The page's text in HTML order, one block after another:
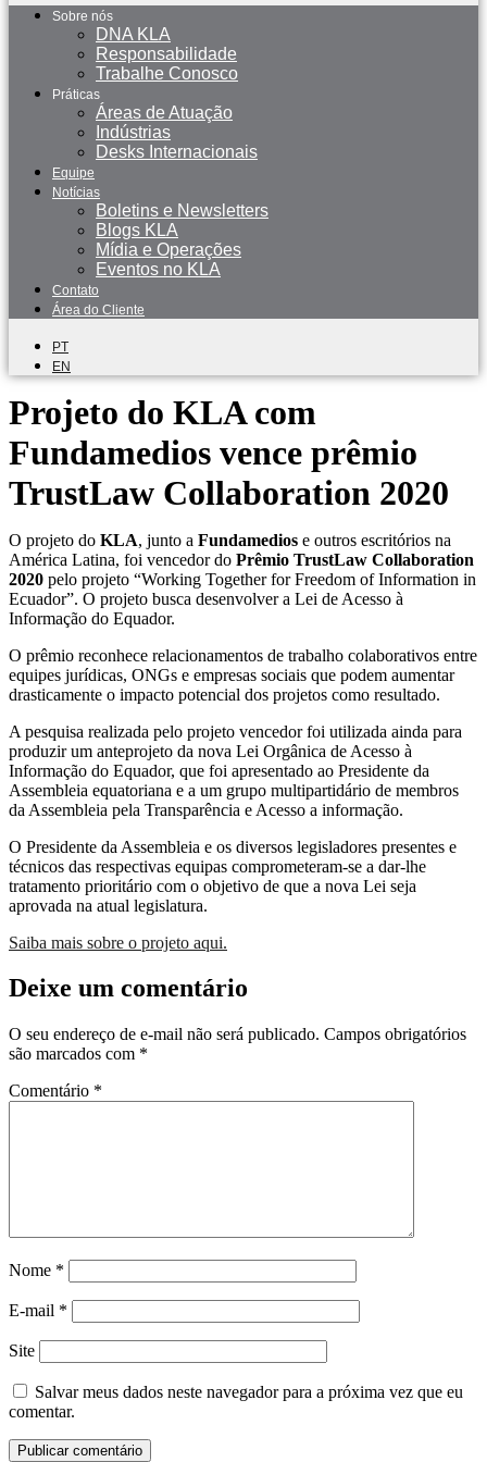
Sobre nós
DNA KLA
Responsabilidade
Trabalhe Conosco
Práticas
Áreas de Atuação
Indústrias
Desks Internacionais
Equipe
Notícias
Boletins e Newsletters
Blogs KLA
Mídia e Operações
Eventos no KLA
Contato
Área do Cliente
PT
EN
Projeto do KLA com
Fundamedios vence prêmio
TrustLaw Collaboration 2020
O projeto do KLA, junto a Fundamedios e outros escritórios na
América Latina, foi vencedor do Prêmio TrustLaw Collaboration
2020 pelo projeto “Working Together for Freedom of Information in
Ecuador”. O projeto busca desenvolver a Lei de Acesso à
Informação do Equador.
O prêmio reconhece relacionamentos de trabalho colaborativos entre
equipes jurídicas, ONGs e empresas sociais que podem aumentar
drasticamente o impacto potencial dos projetos como resultado.
A pesquisa realizada pelo projeto vencedor foi utilizada ainda para
produzir um anteprojeto da nova Lei Orgânica de Acesso à
Informação do Equador, que foi apresentado ao Presidente da
Assembleia equatoriana e a um grupo multipartidário de membros
da Assembleia pela Transparência e Acesso a informação.
O Presidente da Assembleia e os diversos legisladores presentes e
técnicos das respectivas equipas comprometeram-se a dar-lhe
tratamento prioritário com o objetivo de que a nova Lei seja
aprovada na atual legislatura.
Saiba mais sobre o projeto aqui.
Deixe um comentário
O seu endereço de e-mail não será publicado. Campos obrigatórios
são marcados com *
Comentário *
Nome *
E-mail *
Site
Salvar meus dados neste navegador para a próxima vez que eu
comentar.